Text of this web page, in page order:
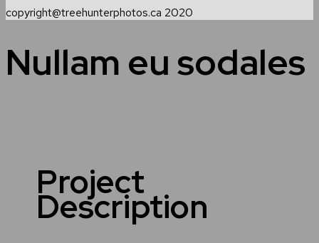
copyright@treehunterphotos.ca 2020
Nullam eu sodales
Project
Description